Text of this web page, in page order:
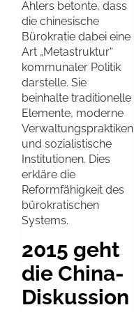
Ahlers betonte, dass
die chinesische
Bürokratie dabei eine
Art „Metastruktur“
kommunaler Politik
darstelle. Sie
beinhalte traditionelle
Elemente, moderne
Verwaltungspraktiken
und sozialistische
Institutionen. Dies
erkläre die
Reformfähigkeit des
bürokratischen
Systems.
2015 geht
die China-
Diskussion